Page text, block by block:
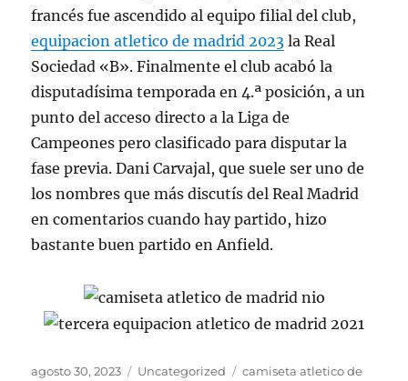
francés fue ascendido al equipo filial del club,
equipacion atletico de madrid 2023 la Real
Sociedad «B». Finalmente el club acabó la
disputadísima temporada en 4.ª posición, a un
punto del acceso directo a la Liga de
Campeones pero clasificado para disputar la
fase previa. Dani Carvajal, que suele ser uno de
los nombres que más discutís del Real Madrid
en comentarios cuando hay partido, hizo
bastante buen partido en Anfield.
Publicado
agosto 30, 2023 Categorías
Uncategorized Etiquetas
camiseta atletico de